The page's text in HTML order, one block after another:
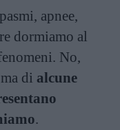
apnee,
dormiamo al
No,
di alcune
.